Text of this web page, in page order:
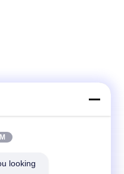
uzyskać zniżki i nie
looking